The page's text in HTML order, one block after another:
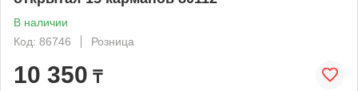
В наличии
Код: 86746
Розница
10 350 ₸